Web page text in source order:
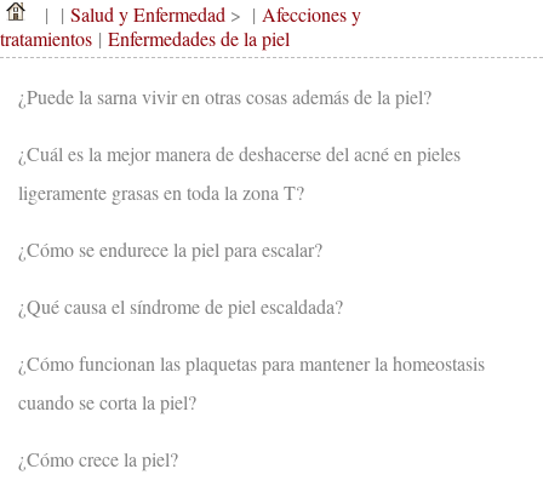
Dieta Y Nutrición
Salud De La Familia
Cirugías Y Procedimientos
Salud
| | Salud y Enfermedad > | Afecciones y
tratamientos | Enfermedades de la piel
¿Puede la sarna vivir en otras cosas además de la piel?
¿Cuál es la mejor manera de deshacerse del acné en pieles
ligeramente grasas en toda la zona T?
¿Cómo se endurece la piel para escalar?
¿Qué causa el síndrome de piel escaldada?
¿Cómo funcionan las plaquetas para mantener la homeostasis
cuando se corta la piel?
¿Cómo crece la piel?